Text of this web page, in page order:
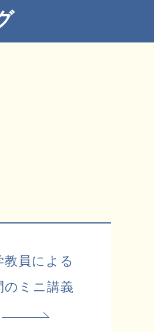
教員による
のミニ講義